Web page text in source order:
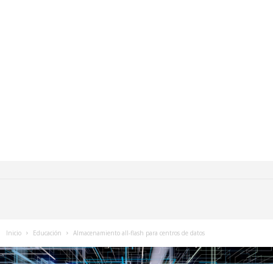
Inicio Educación Almacenamiento all-flash para centros de datos